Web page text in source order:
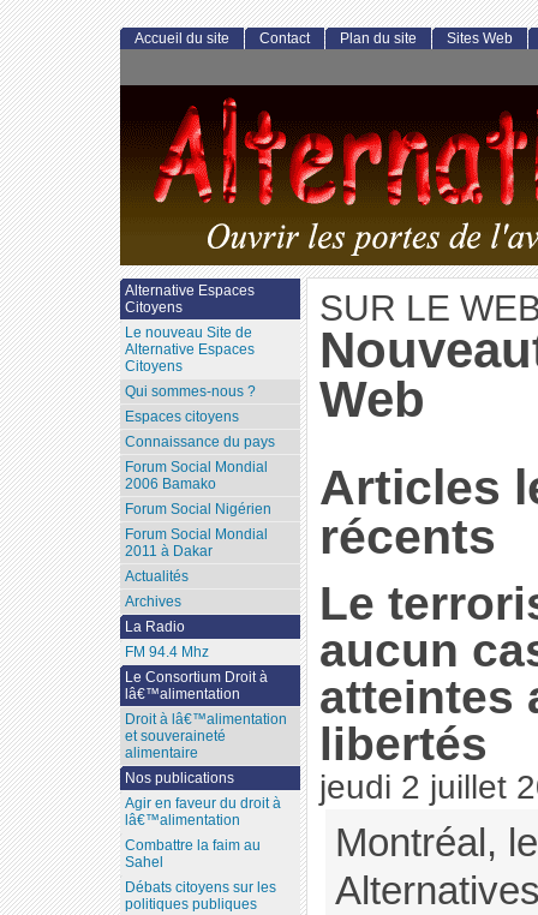
SUR LE
Web
Articles
récents
Le
aucun
atteintes
libertés
jeudi 2 juillet
Montréal,
Accueil du site Contact Plan du site Sites Web
Alternative Espaces
Citoyens
Le nouveau Site de
Alternative Espaces
Citoyens
Qui sommes-nous ?
Espaces citoyens
Connaissance du pays
Forum Social Mondial
2006 Bamako
Forum Social Nigérien
Forum Social Mondial
2011 à Dakar
Actualités
Archives
La Radio
FM 94.4 Mhz
Le Consortium Droit à
lâ€™alimentation
Droit à lâ€™alimentation
et souveraineté
alimentaire
Nos publications
Agir en faveur du droit à
lâ€™alimentation
Combattre la faim au
Sahel
Débats citoyens sur les
politiques publiques